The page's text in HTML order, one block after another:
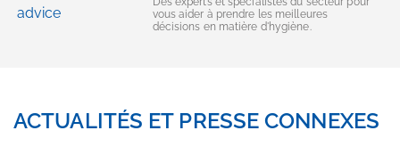
vous aider à prendre les meilleures
décisions en matière d'hygiène.
ACTUALITÉS ET PRESSE CONNEXES